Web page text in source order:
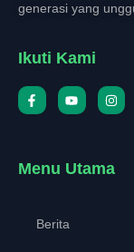
generasi yang
Ikuti Kami
Menu Utama
Berita